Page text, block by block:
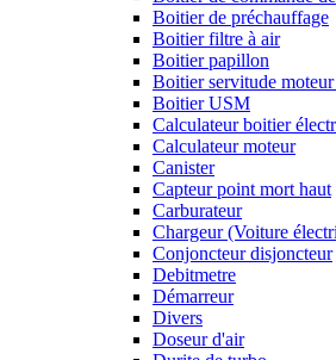
Boitier de préchauffage
Boitier filtre à air
Boitier papillon
Boitier servitude
Boitier USM
Calculateur boitier
Calculateur moteur
Canister
Capteur point mort haut
Carburateur
Chargeur (Voiture
Conjoncteur disjoncteur
Debitmetre
Démarreur
Divers
Doseur d'air